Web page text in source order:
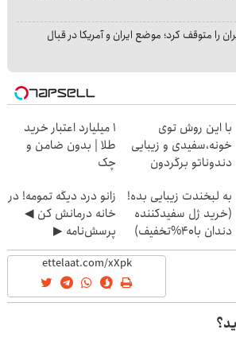
را متوقف کرد؛ موضع ایران و آمریکا در قبال
با این روش توی
خونه،سفیدی و زیبایی
دندوناتو برگردون
۱ میلیارد اعتبار خرید
طلا | بدون ضامن و
چک
به لبخندت زیبایی بده!
(خرید ژل سفیدکننده
دندان با40%تخفیف)
زانو درد دیگه تمومه! در
خانه درمانش کن ◀
پرسش‌نامه ▶